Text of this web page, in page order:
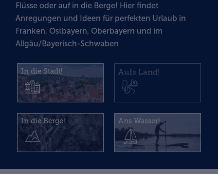
Flüsse oder auf in die Berge! Hier findet
Anregungen und Ideen für perfekten Urlaub in
Franken, Ostbayern, Oberbayern und im
Allgäu/Bayerisch-Schwaben
In die Stadt! Aufs Land!
In die Berge! Ans Wasser!